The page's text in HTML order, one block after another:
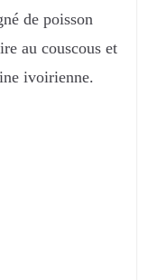
de poisson
au couscous et
ivoirienne.